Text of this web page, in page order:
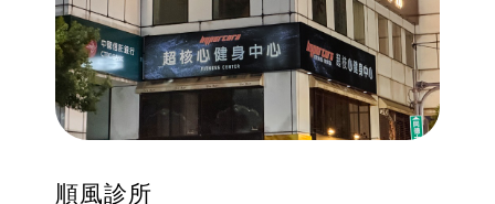
順風診所